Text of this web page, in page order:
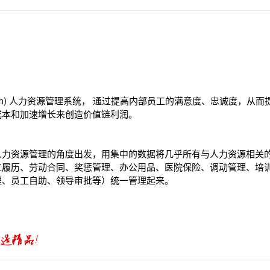
人力资源管理系统， 通过提高内部员工的满意度、忠诚度，从而
和加速增长来创造价值链利润。
资源管理的角度出发，用集中的数据将几乎所有与人力资源相关
历、劳动合同、奖惩管理、办公用品、医院保险、调动管理、培
员工自助、领导审批等）统一管理起来。